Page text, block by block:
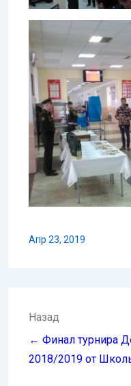
Апр 23, 2019
Навигация
по
записям
Назад
← Финал турнира
2018/2019 от